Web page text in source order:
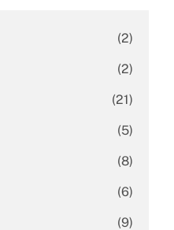
(2)
(2)
(21)
(5)
(8)
(6)
(9)